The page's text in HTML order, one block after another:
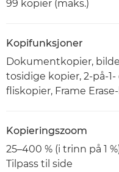
99 kopier (maks.)
Kopifunksjoner
Dokumentkopier,
tosidige kopier, 2-på-
fliskopier, Frame
Kopieringszoom
25–400 % (i trinn på 1
Tilpass til side